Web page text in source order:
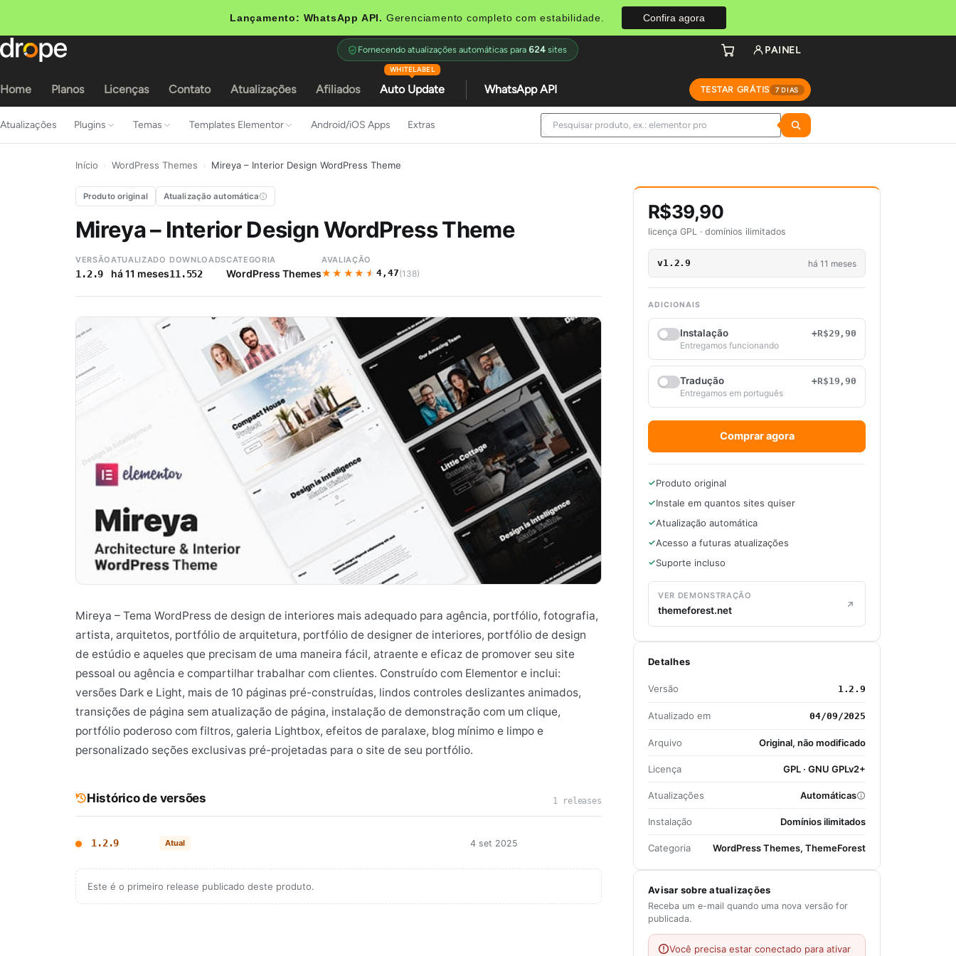
Lançamento: WhatsApp API. Gerenciamento completo com estabilidade. Confira agora
Home Planos Licenças Contato Atualizações Afiliados Auto Update
WHITELABEL
WhatsApp API TESTAR GRÁTIS 7 DIAS
Fornecendo atualizações automáticas para 624 sites PAINEL
Atualizações Plugins Temas Templates Elementor Android/iOS Apps Extras
Início WordPress Themes Mireya – Interior Design WordPress Theme
Produto original Atualização automática
Mireya – Interior Design WordPress Theme
VERSÃO
1.2.9
ATUALIZADO
há 11 meses
DOWNLOADS
11.552
CATEGORIA
WordPress Themes
AVALIAÇÃO
★★★★★
★★★★★4,47(138)
Mireya – Tema WordPress de design de interiores mais adequado para agência, portfólio, fotografia,
artista, arquitetos, portfólio de arquitetura, portfólio de designer de interiores, portfólio de design
de estúdio e aqueles que precisam de uma maneira fácil, atraente e eficaz de promover seu site
pessoal ou agência e compartilhar trabalhar com clientes. Construído com Elementor e inclui:
versões Dark e Light, mais de 10 páginas pré-construídas, lindos controles deslizantes animados,
transições de página sem atualização de página, instalação de demonstração com um clique,
portfólio poderoso com filtros, galeria Lightbox, efeitos de paralaxe, blog mínimo e limpo e
personalizado seções exclusivas pré-projetadas para o site de seu portfólio.
Histórico de versões 1 releases
1.2.9 Atual 4 set 2025
Este é o primeiro release publicado deste produto.
R$39,90
licença GPL · domínios ilimitados
v1.2.9 há 11 meses
ADICIONAIS
Instalação
+R$29,90
Entregamos funcionando
Tradução
+R$19,90
Entregamos em português
Comprar agora
Produto original
Instale em quantos sites quiser
Atualização automática
Acesso a futuras atualizações
Suporte incluso
VER DEMONSTRAÇÃO
themeforest.net
Detalhes
Versão 1.2.9
Atualizado em 04/09/2025
Arquivo Original, não modificado
Licença GPL · GNU GPLv2+
Atualizações Automáticas
Instalação Domínios ilimitados
Categoria WordPress Themes, ThemeForest
Avisar sobre atualizações
Receba um e-mail quando uma nova versão for
publicada.
Você precisa estar conectado para ativar